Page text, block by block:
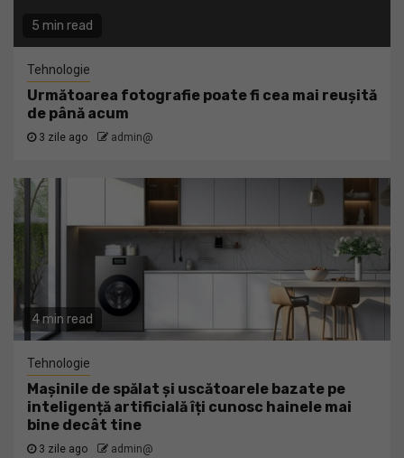
5 min read
Tehnologie
Următoarea fotografie poate fi cea mai reușită
de până acum
3 zile ago admin@
4 min read
Tehnologie
Mașinile de spălat și uscătoarele bazate pe
inteligență artificială îți cunosc hainele mai
bine decât tine
3 zile ago admin@